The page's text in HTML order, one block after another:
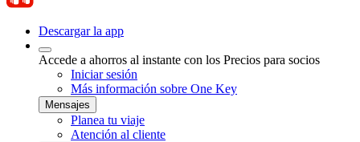
Descargar la app
Accede a ahorros al instante con los Precios para socios
Iniciar sesión
Más información sobre One Key
Mensajes
Planea tu viaje
Atención al cliente